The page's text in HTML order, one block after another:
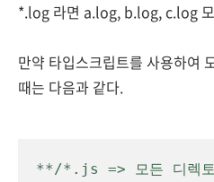
*.log 라면 a.log, b.log, c.log
만약 타입스크립트를 사용하여
때는 다음과 같다.
**/*.js => 모든 디렉